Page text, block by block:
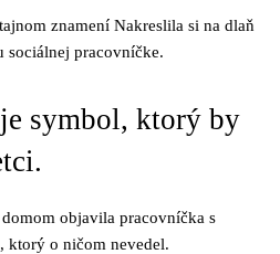
znamení Nakreslila si na dlaň
sociálnej pracovníčke.
symbol, ktorý by
objavila pracovníčka s
ktorý o ničom nevedel.